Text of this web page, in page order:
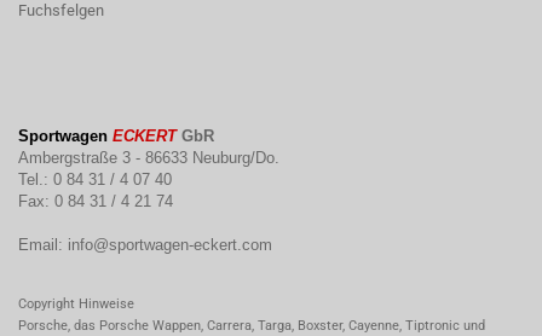
Fuchsfelgen
Sportwagen ECKERTGbR
Ambergstraße 3 - 86633 Neuburg/Do.
Tel.: 0 84 31 / 4 07 40
Fax: 0 84 31 / 4 21 74
Email: info@sportwagen-eckert.com
Copyright Hinweise
Porsche, das Porsche Wappen, Carrera, Targa, Boxster, Cayenne, Tiptronic und